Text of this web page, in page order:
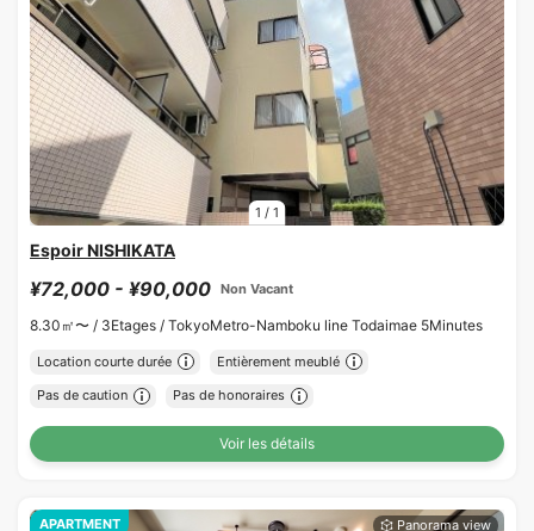
1 / 1
Espoir NISHIKATA
¥72,000 - ¥90,000 Non Vacant
8.30㎡〜 / 3Etages / TokyoMetro-Namboku line Todaimae 5Minutes
Location courte durée Entièrement meublé
Pas de caution Pas de honoraires
Voir les détails
APARTMENT